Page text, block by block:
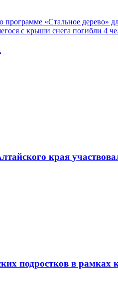
программе «Стальное дерево»
с крыши снега погибли 4
края
подростков в рамках